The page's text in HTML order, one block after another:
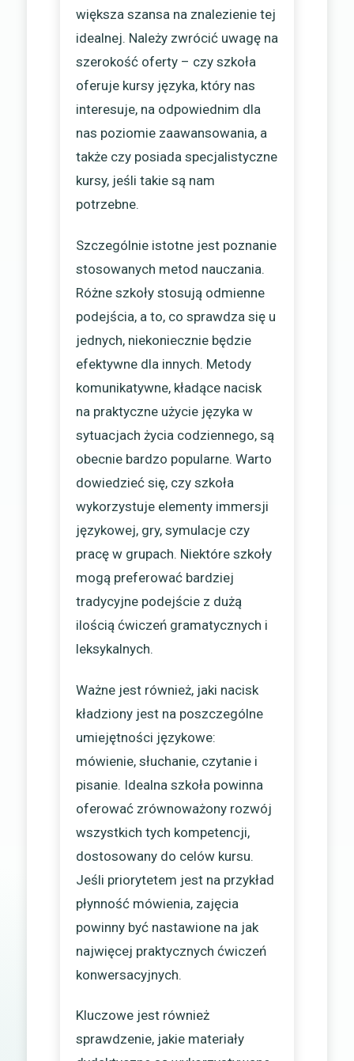
większa szansa na znalezienie tej
idealnej. Należy zwrócić uwagę na
szerokość oferty – czy szkoła
oferuje kursy języka, który nas
interesuje, na odpowiednim dla
nas poziomie zaawansowania, a
także czy posiada specjalistyczne
kursy, jeśli takie są nam
potrzebne.
Szczególnie istotne jest poznanie
stosowanych metod nauczania.
Różne szkoły stosują odmienne
podejścia, a to, co sprawdza się u
jednych, niekoniecznie będzie
efektywne dla innych. Metody
komunikatywne, kładące nacisk
na praktyczne użycie języka w
sytuacjach życia codziennego, są
obecnie bardzo popularne. Warto
dowiedzieć się, czy szkoła
wykorzystuje elementy immersji
językowej, gry, symulacje czy
pracę w grupach. Niektóre szkoły
mogą preferować bardziej
tradycyjne podejście z dużą
ilością ćwiczeń gramatycznych i
leksykalnych.
Ważne jest również, jaki nacisk
kładziony jest na poszczególne
umiejętności językowe:
mówienie, słuchanie, czytanie i
pisanie. Idealna szkoła powinna
oferować zrównoważony rozwój
wszystkich tych kompetencji,
dostosowany do celów kursu.
Jeśli priorytetem jest na przykład
płynność mówienia, zajęcia
powinny być nastawione na jak
najwięcej praktycznych ćwiczeń
konwersacyjnych.
Kluczowe jest również
sprawdzenie, jakie materiały